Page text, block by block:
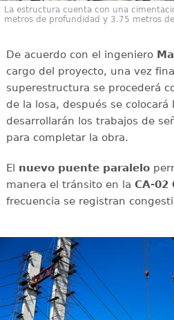
La estructura cuenta con una
metros de profundidad y 3.75 metros
De acuerdo con el ingeniero
cargo del proyecto, una vez
superestructura se procederá
de la losa, después se
desarrollarán los trabajos de
para completar la obra.
El nuevo puente paralelo
manera el tránsito en la CA-02
frecuencia se registran